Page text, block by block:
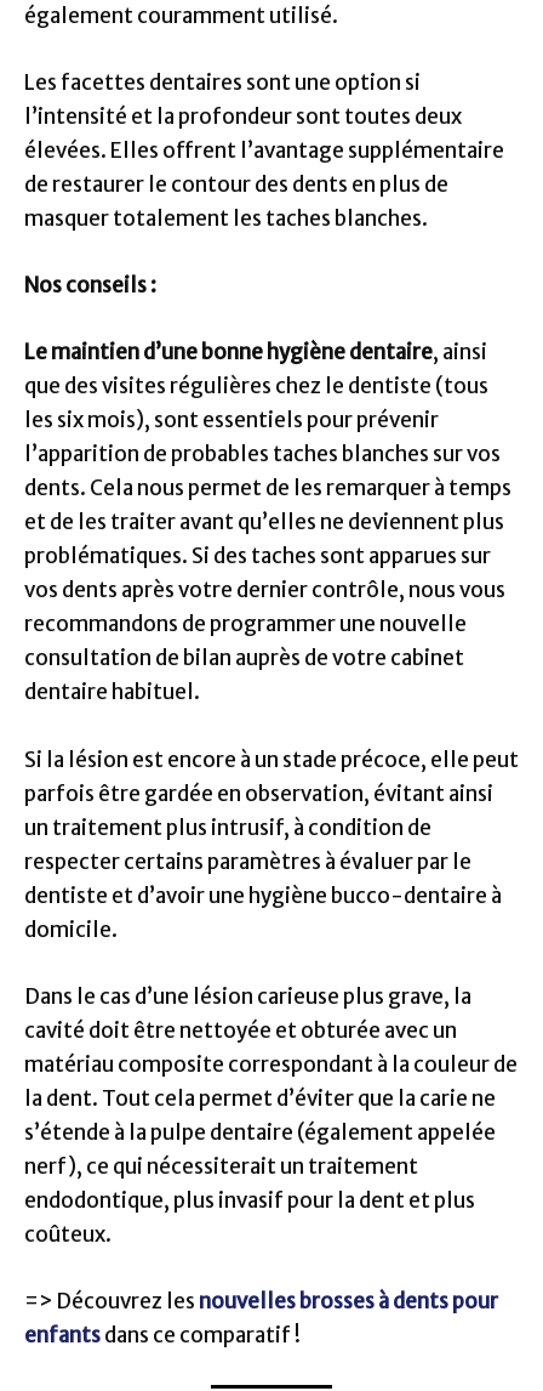
également couramment utilisé.
Les facettes dentaires sont une option si
l’intensité et la profondeur sont toutes deux
élevées. Elles offrent l’avantage supplémentaire
de restaurer le contour des dents en plus de
masquer totalement les taches blanches.
Nos conseils :
Le maintien d’une bonne hygiène dentaire, ainsi
que des visites régulières chez le dentiste (tous
les six mois), sont essentiels pour prévenir
l’apparition de probables taches blanches sur vos
dents. Cela nous permet de les remarquer à temps
et de les traiter avant qu’elles ne deviennent plus
problématiques. Si des taches sont apparues sur
vos dents après votre dernier contrôle, nous vous
recommandons de programmer une nouvelle
consultation de bilan auprès de votre cabinet
dentaire habituel.
Si la lésion est encore à un stade précoce, elle peut
parfois être gardée en observation, évitant ainsi
un traitement plus intrusif, à condition de
respecter certains paramètres à évaluer par le
dentiste et d’avoir une hygiène bucco-dentaire à
domicile.
Dans le cas d’une lésion carieuse plus grave, la
cavité doit être nettoyée et obturée avec un
matériau composite correspondant à la couleur de
la dent. Tout cela permet d’éviter que la carie ne
s’étende à la pulpe dentaire (également appelée
nerf), ce qui nécessiterait un traitement
endodontique, plus invasif pour la dent et plus
coûteux.
=> Découvrez les nouvelles brosses à dents pour
enfantsdans ce comparatif !